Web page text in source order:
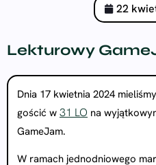
22
Lekturowy
Dnia 17 kwietnia 2024
gościć w 31 LO na
GameJam.
W ramach jednodniowego